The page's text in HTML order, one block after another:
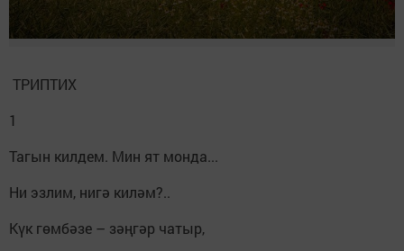
ТРИПТИХ
1
Тагын килдем. Мин ят монда...
Ни эзлим, нигә киләм?..
Күк гөмбәзе – зәңгәр чатыр,